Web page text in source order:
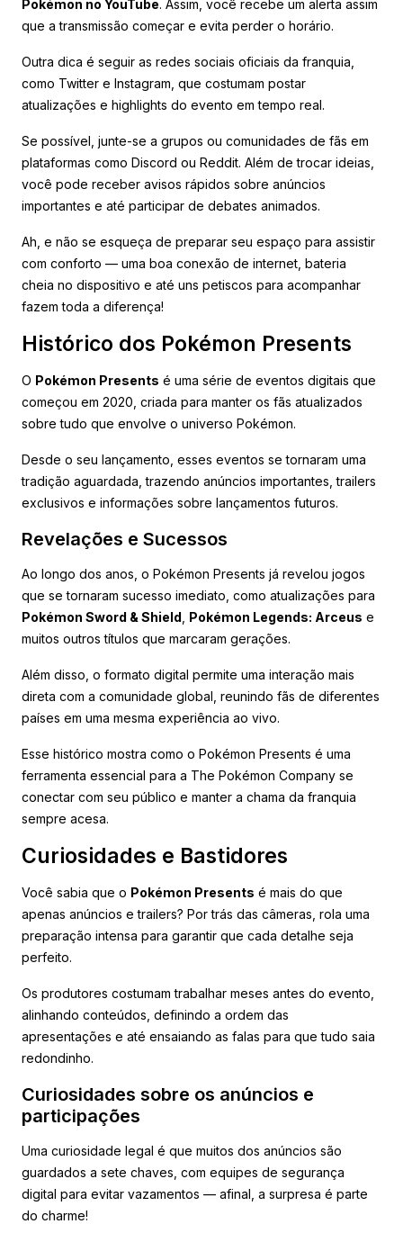
Pokémon no YouTube. Assim, você recebe um alerta assim
que a transmissão começar e evita perder o horário.
Outra dica é seguir as redes sociais oficiais da franquia,
como Twitter e Instagram, que costumam postar
atualizações e highlights do evento em tempo real.
Se possível, junte-se a grupos ou comunidades de fãs em
plataformas como Discord ou Reddit. Além de trocar ideias,
você pode receber avisos rápidos sobre anúncios
importantes e até participar de debates animados.
Ah, e não se esqueça de preparar seu espaço para assistir
com conforto — uma boa conexão de internet, bateria
cheia no dispositivo e até uns petiscos para acompanhar
fazem toda a diferença!
Histórico dos Pokémon Presents
O Pokémon Presents é uma série de eventos digitais que
começou em 2020, criada para manter os fãs atualizados
sobre tudo que envolve o universo Pokémon.
Desde o seu lançamento, esses eventos se tornaram uma
tradição aguardada, trazendo anúncios importantes, trailers
exclusivos e informações sobre lançamentos futuros.
Revelações e Sucessos
Ao longo dos anos, o Pokémon Presents já revelou jogos
que se tornaram sucesso imediato, como atualizações para
Pokémon Sword & Shield Pokémon Legends: Arceus e
muitos outros títulos que marcaram gerações.
Além disso, o formato digital permite uma interação mais
direta com a comunidade global, reunindo fãs de diferentes
países em uma mesma experiência ao vivo.
Esse histórico mostra como o Pokémon Presents é uma
ferramenta essencial para a The Pokémon Company se
conectar com seu público e manter a chama da franquia
sempre acesa.
Curiosidades e Bastidores
Você sabia que o Pokémon Presents é mais do que
apenas anúncios e trailers? Por trás das câmeras, rola uma
preparação intensa para garantir que cada detalhe seja
perfeito.
Os produtores costumam trabalhar meses antes do evento,
alinhando conteúdos, definindo a ordem das
apresentações e até ensaiando as falas para que tudo saia
redondinho.
Curiosidades sobre os anúncios e
participações
Uma curiosidade legal é que muitos dos anúncios são
guardados a sete chaves, com equipes de segurança
digital para evitar vazamentos — afinal, a surpresa é parte
do charme!